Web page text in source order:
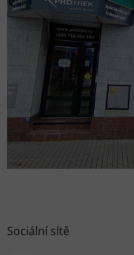
Sociální sítě